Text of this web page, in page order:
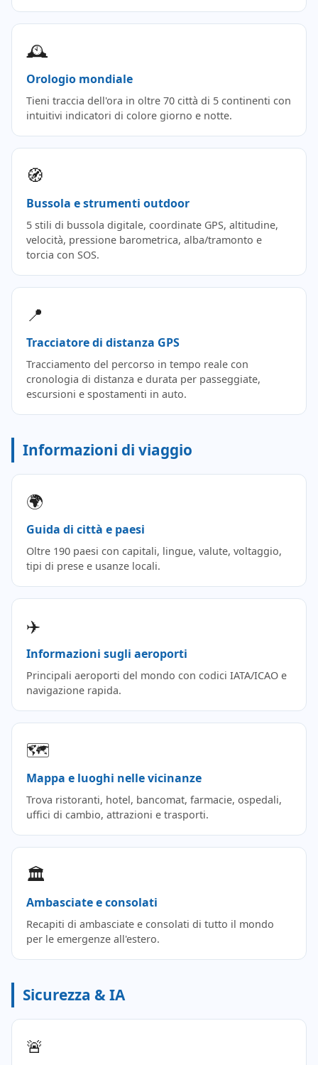
🕰️
Orologio mondiale
Tieni traccia dell'ora in oltre 70 città di 5 continenti con
intuitivi indicatori di colore giorno e notte.
🧭
Bussola e strumenti outdoor
5 stili di bussola digitale, coordinate GPS, altitudine,
velocità, pressione barometrica, alba/tramonto e
torcia con SOS.
📍
Tracciatore di distanza GPS
Tracciamento del percorso in tempo reale con
cronologia di distanza e durata per passeggiate,
escursioni e spostamenti in auto.
Informazioni di viaggio
🌍
Guida di città e paesi
Oltre 190 paesi con capitali, lingue, valute, voltaggio,
tipi di prese e usanze locali.
✈️
Informazioni sugli aeroporti
Principali aeroporti del mondo con codici IATA/ICAO e
navigazione rapida.
🗺️
Mappa e luoghi nelle vicinanze
Trova ristoranti, hotel, bancomat, farmacie, ospedali,
uffici di cambio, attrazioni e trasporti.
🏛️
Ambasciate e consolati
Recapiti di ambasciate e consolati di tutto il mondo
per le emergenze all'estero.
Sicurezza & IA
🚨